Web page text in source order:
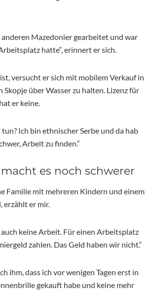
anderen Mazedonier gearbeitet und war
hatte“, erinnert er sich.
versucht er sich mit mobilem Verkauf in
über Wasser zu halten. Lizenz für
er keine.
tun? Ich bin ethnischer Serbe und da hab
Arbeit zu finden.“
es noch schwerer
Familie mit mehreren Kindern und einem
erzählt er mir.
auch keine Arbeit. Für einen Arbeitsplatz
zahlen. Das Geld haben wir nicht.“
ihm, dass ich vor wenigen Tagen erst in
gekauft habe und keine mehr